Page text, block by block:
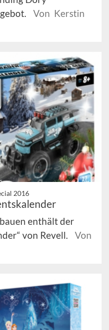
Von Kerstin
2016
enthält der
von Revell.
Von